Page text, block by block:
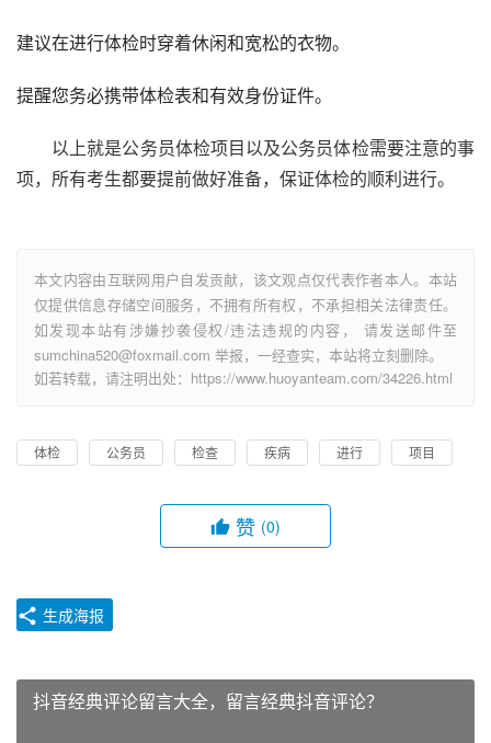
建议在进行体检时穿着休闲和宽松的衣物。
提醒您务必携带体检表和有效身份证件。
以上就是公务员体检项目以及公务员体检需要注意的事
项，所有考生都要提前做好准备，保证体检的顺利进行。
本文内容由互联网用户自发贡献，该文观点仅代表作者本人。本站
仅提供信息存储空间服务，不拥有所有权，不承担相关法律责任。
如发现本站有涉嫌抄袭侵权/违法违规的内容， 请发送邮件至
sumchina520@foxmail.com 举报，一经查实，本站将立刻删除。
如若转载，请注明出处：https://www.huoyanteam.com/34226.html
体检 公务员 检查 疾病 进行 项目
赞 (0)
生成海报
抖音经典评论留言大全，留言经典抖音评论？